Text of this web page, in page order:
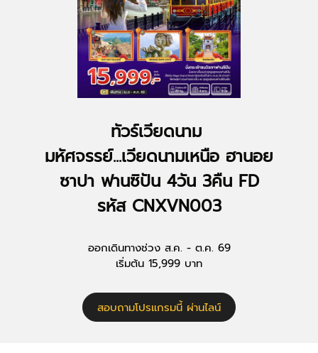
ทัวร์เวียดนาม
มหัศจรรย์...เวียดนามเหนือ ฮานอย
ซาปา ฟานซิปัน 4วัน 3คืน FD
รหัส CNXVN003
ออกเดินทางช่วง ส.ค. - ต.ค. 69
เริ่มต้น 15,999 บาท
สอบถามโปรแกรมนี้ ผ่านไลน์